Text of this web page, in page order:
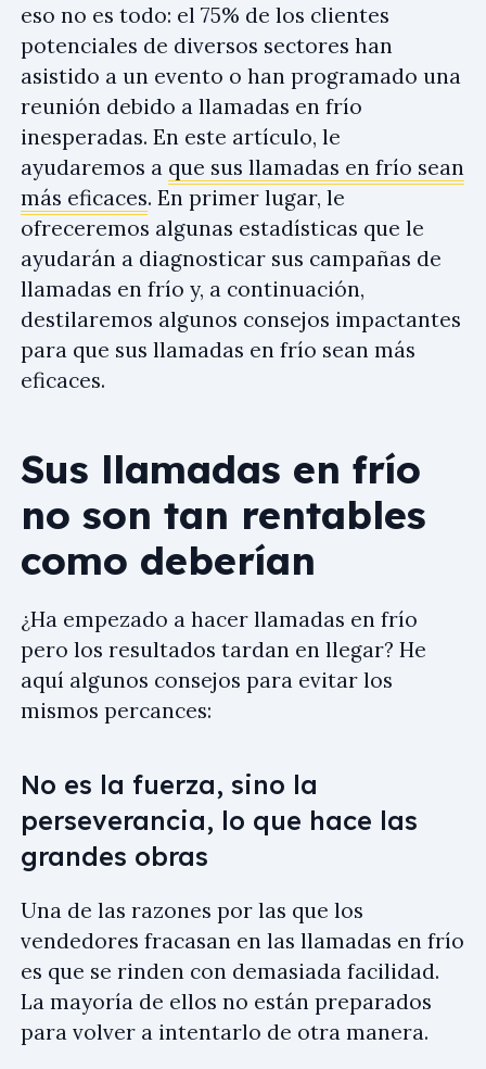
eso no es todo: el 75% de los clientes
potenciales de diversos sectores han
asistido a un evento o han programado una
reunión debido a llamadas en frío
inesperadas. En este artículo, le
ayudaremos a que sus llamadas en frío sean
más eficaces. En primer lugar, le
ofreceremos algunas estadísticas que le
ayudarán a diagnosticar sus campañas de
llamadas en frío y, a continuación,
destilaremos algunos consejos impactantes
para que sus llamadas en frío sean más
eficaces.
Sus llamadas en frío
no son tan rentables
como deberían
¿Ha empezado a hacer llamadas en frío
pero los resultados tardan en llegar? He
aquí algunos consejos para evitar los
mismos percances:
No es la fuerza, sino la
perseverancia, lo que hace las
grandes obras
Una de las razones por las que los
vendedores fracasan en las llamadas en frío
es que se rinden con demasiada facilidad.
La mayoría de ellos no están preparados
para volver a intentarlo de otra manera.